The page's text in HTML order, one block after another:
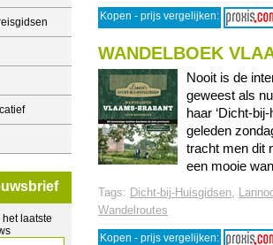
laatste
Kopen - prijs vergelijken:
WANDELBOEK
Nooit is de
geweest als
haar ‘Dicht-
geleden
tracht men dit
een mooie
Tags: Dicht-bij-Huisgidsen,
Wandelroutes
Kopen - prijs vergelijken: